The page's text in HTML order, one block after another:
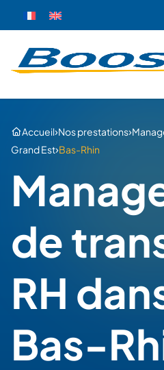
Accueil›Nos prestations›
Grand Est›Bas-Rhin
de
RH
Bas-